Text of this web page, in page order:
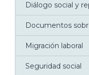
Diálogo social y
Documentos
Migración laboral
Seguridad social